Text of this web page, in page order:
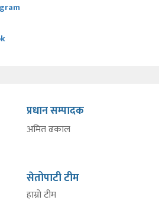
प्रधान सम्पादक
अमित ढकाल
सेतोपाटी टीम
हाम्रो टीम